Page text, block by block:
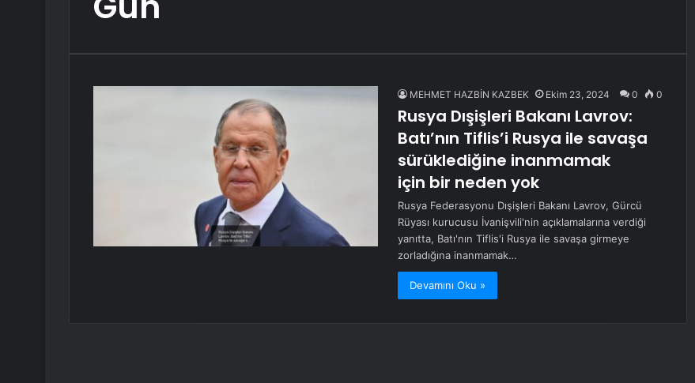
MEHMET HAZBİN KAZBEK Ekim 23, 2024 0 0
Rusya Dışişleri Bakanı Lavrov:
Batı’nın Tiflis’i Rusya ile savaşa
sürüklediğine inanmamak
için bir neden yok
Rusya Federasyonu Dışişleri Bakanı Lavrov, Gürcü
Rüyası kurucusu İvanişvili'nin açıklamalarına verdiği
yanıtta, Batı'nın Tiflis'i Rusya ile savaşa girmeye
zorladığına inanmamak…
Devamını Oku »